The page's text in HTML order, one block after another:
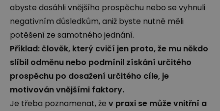
abyste dosáhli vnějšího prospěchu nebo se vyhnuli
negativním důsledkům, aniž byste nutně měli
potěšení ze samotného jednání.
Příklad: člověk, který cvičí jen proto, že mu někdo
slíbil odměnu nebo podmínil získání určitého
prospěchu po dosažení určitého cíle, je
motivován vnějšími faktory.
Je třeba poznamenat, že v praxi se může vnitřní a